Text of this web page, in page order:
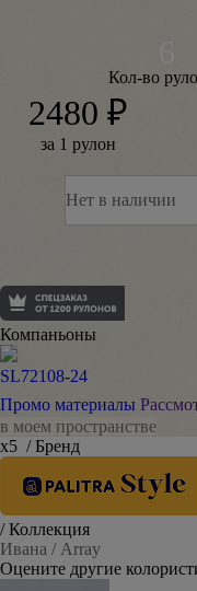
Кол-во
2480 ₽
за 1 рулон
Нет в наличии
Компаньоны
SL72108-24
Промо материалы
в моем пространстве
х5 / Бренд
/ Коллекция
Ивана / Array
Оцените другие